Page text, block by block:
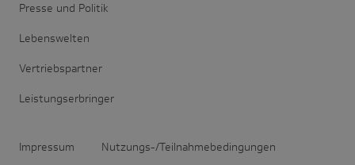
Presse und Politik
Lebenswelten
Vertriebspartner
Leistungserbringer
Impressum Nutzungs-/Teilnahmebedingungen